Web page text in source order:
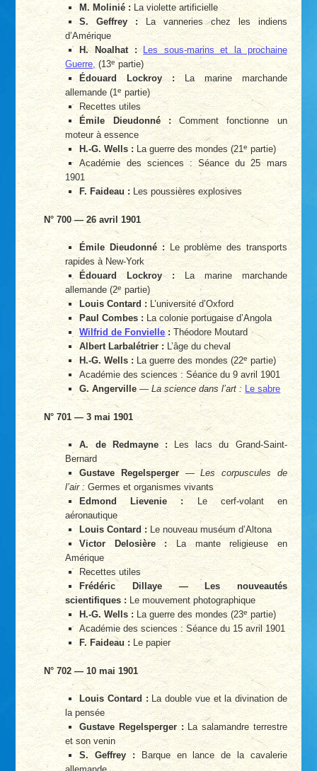
M. Molinié : La violette artificielle
S. Geffrey :La vanneries chez les indiens
d’Amérique
H. Noalhat :
Les sous-marins et la prochaine
Guerre, (13e partie)
Édouard Lockroy :La marine marchande
allemande (1e partie)
Recettes utiles
Émile Dieudonné :Comment fonctionne un
moteur à essence
H.-G. Wells :La guerre des mondes (21epartie)
Académie des sciences : Séance du 25 mars
1901
F. Faideau :Les poussières explosives
N° 700 — 26 avril 1901
Émile Dieudonné :Le problème des transports
rapides à New-York
Édouard Lockroy : La marine marchande
allemande (2e partie)
Louis Contard : L’université d’Oxford
Paul Combes : La colonie portugaise d’Angola
Wilfrid de Fonvielle: Théodore Moutard
Albert Larbalétrier :L’âge du cheval
H.-G. Wells : La guerre des mondes (22e partie)
Académie des sciences : Séance du 9 avril 1901
G. Angerville —La science dans l’art : Le sabre
N° 701 — 3 mai 1901
A. de Redmayne : Les lacs du Grand-Saint-
Bernard
Gustave Regelsperger —Les corpuscules de
l’air :Germes et organismes vivants
Edmond Lievenie :Le cerf-volant en
aéronautique
Louis Contard :Le nouveau muséum d’Altona
Victor Delosière :La mante religieuse en
Amérique
Recettes utiles
Frédéric Dillaye — Les nouveautés
scientifiques : Le mouvement photographique
H.-G. Wells :La guerre des mondes (23epartie)
Académie des sciences : Séance du 15 avril 1901
F. Faideau : Le papier
N° 702 — 10 mai 1901
Louis Contard :La double vue et la divination de
la pensée
Gustave Regelsperger :La salamandre terrestre
et son venin
S. Geffrey :Barque en lance de la cavalerie